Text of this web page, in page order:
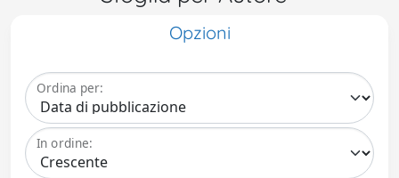
Opzioni
Ordina per:
In ordine: